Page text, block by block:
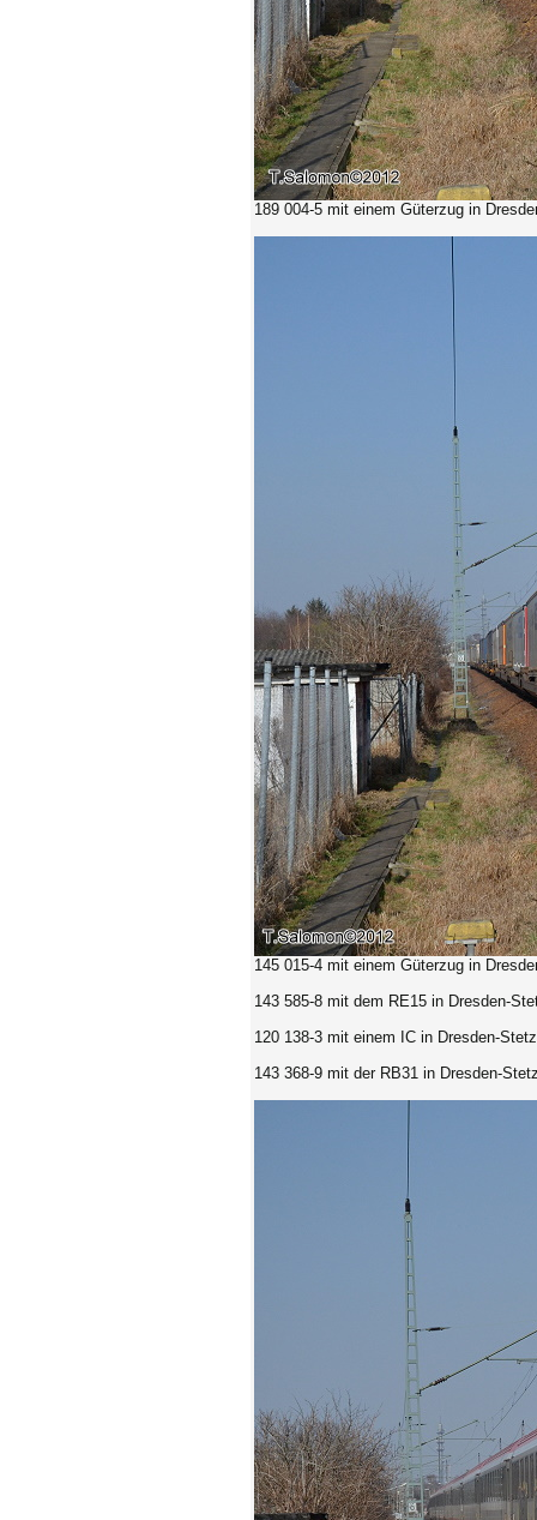
189 004-5 mit einem Güterzug in
145 015-4 mit einem Güterzug in
143 585-8 mit dem RE15 in Dresden-
120 138-3 mit einem IC in Dresden-
143 368-9 mit der RB31 in Dresden-